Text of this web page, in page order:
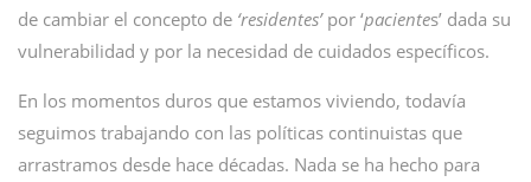
de cambiar el concepto de ‘residentes’por ‘pacientes’ dada su
vulnerabilidad y por la necesidad de cuidados específicos.
En los momentos duros que estamos viviendo, todavía
seguimos trabajando con las políticas continuistas que
arrastramos desde hace décadas. Nada se ha hecho para